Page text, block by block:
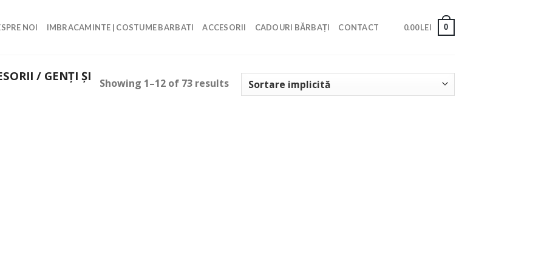
NOI IMBRACAMINTE | COSTUME BARBATI ACCESORII CADOURI BĂRBAȚI CONTACT 0.00LEI 0
/ GENŢI ŞI
Showing 1–12 of 73 results